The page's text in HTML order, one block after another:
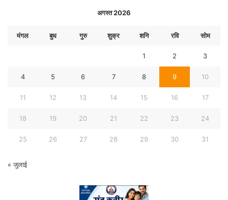
अगस्त 2026
मंगल बुध गुरु शुक्र शनि रवि सोम
1 2 3
4 5 6 7 8 9 10
11 12 13 14 15 16 17
18 19 20 21 22 23 24
25 26 27 28 29 30 31
« जुलाई